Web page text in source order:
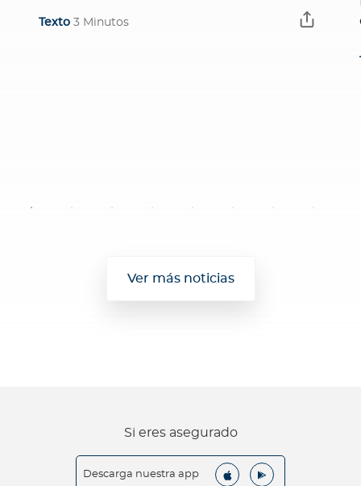
Texto 3 Minutos
Ver más noticias
Si eres asegurado
Descarga nuestra app